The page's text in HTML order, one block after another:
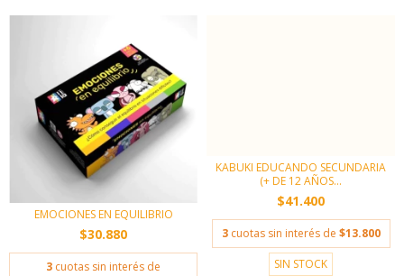
EMOCIONES EN EQUILIBRIO
$30.880
3 cuotas sin interés de
KABUKI EDUCANDO SECUNDARIA
(+ DE 12 AÑOS...
$41.400
3 cuotas sin interés de $13.800
SIN STOCK